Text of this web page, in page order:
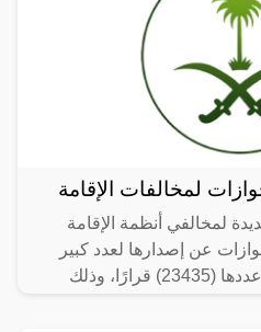
لمخالفات الإقامة
لمخالفي أنظمة الإقامة
عن إصدارها لعدد كبير
من القرارات الإدارية، بلغ عددها (23435) قرارًا، وذلك